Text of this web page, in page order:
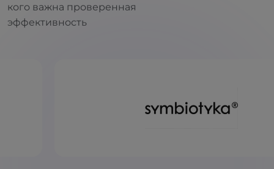
кого важна проверенная
эффективность